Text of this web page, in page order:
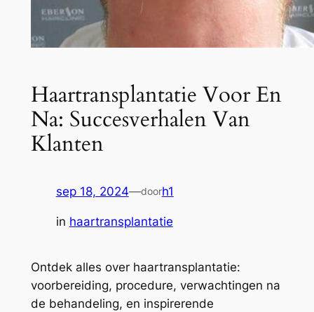
Haartransplantatie Voor En
Na: Succesverhalen Van
Klanten
sep 18, 2024—doorh1
in haartransplantatie
Ontdek alles over haartransplantatie:
voorbereiding, procedure, verwachtingen na
de behandeling, en inspirerende